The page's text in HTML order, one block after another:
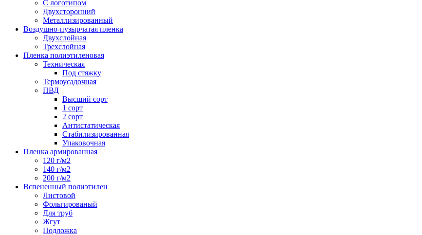
С логотипом
Двухсторонний
Металлизированный
Воздушно-пузырчатая пленка
Двухслойная
Трехслойная
Пленка полиэтиленовая
Техническая
Под стяжку
Термоусадочная
ПВД
Высший сорт
1 сорт
2 сорт
Антистатическая
Стабилизированная
Упаковочная
Пленка армированная
120 г/м2
140 г/м2
200 г/м2
Вспененный полиэтилен
Листовой
Фольгированый
Для труб
Жгут
Подложка